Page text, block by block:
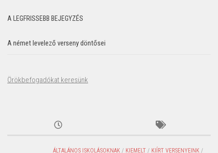
A LEGFRISSEBB BEJEGYZÉS
A német levelező verseny döntősei
Örökbefogadókat keresünk
ÁLTALÁNOS ISKOLÁSOKNAK / KIEMELT / KIÍRT VERSENYEINK /